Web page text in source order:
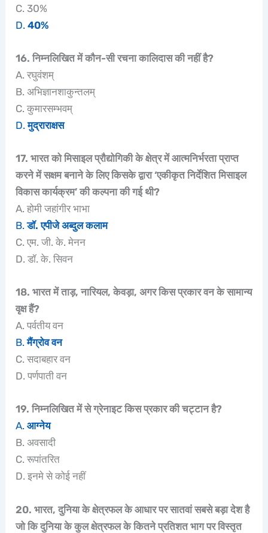
C. 30%
D.40%
16. निम्नलिखित में कौन-सी रचना कालिदास की नहीं है?
A. रघुवंशम्
B. अभिज्ञानशाकुन्तलम्
C. कुमारसम्भवम्
D.मुद्राराक्षस
17. भारत को मिसाइल प्रौद्योगिकी के क्षेत्र में आत्मनिर्भरता प्राप्त
करने में सक्षम बनाने के लिए किसके द्वारा ‘एकीकृत निर्देशित मिसाइल
विकास कार्यक्रम’ की कल्पना की गई थी?
A. होमी जहांगीर भाभा
B.डॉ. एपीजे अब्दुल कलाम
C. एम. जी. के. मेनन
D. डॉ. के. सिवन
18. भारत में ताड़, नारियल, केवड़ा, अगर किस प्रकार वन के सामान्य
वृक्ष हैं?
A. पर्वतीय वन
B.मैंग्रोव वन
C. सदाबहार वन
D. पर्णपाती वन
19. निम्नलिखित में से ग्रेनाइट किस प्रकार की चट्टान है?
A.आग्नेय
B. अवसादी
C. रूपांतरित
D. इनमे से कोई नहीं
20. भारत, दुनिया के क्षेत्रफल के आधार पर सातवां सबसे बड़ा देश है
जो कि दुनिया के कुल क्षेत्रफल के कितने प्रतिशत भाग पर विस्तृत